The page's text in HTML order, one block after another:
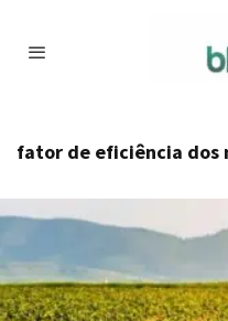
fator de eficiência dos